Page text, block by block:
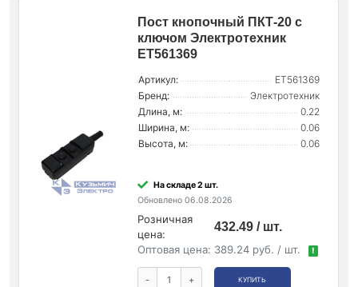
Пост кнопочный ПКТ-20 с
ключом Электротехник
ET561369
Артикул:
ET561369
Бренд:
Электротехник
Длина, м:
0.22
Ширина, м:
0.06
Высота, м:
0.06
На складе 2 шт.
Обновлено 06.08.2026
Розничная
цена:
432.49 / шт.
Оптовая цена: 389.24 руб. / шт. !
- + КУПИТЬ